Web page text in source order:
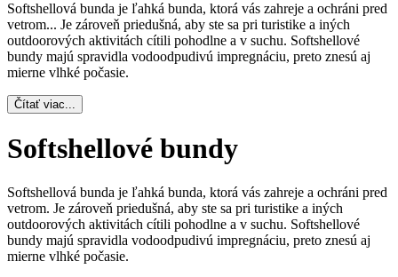
Softshellová bunda je ľahká bunda, ktorá vás zahreje a ochráni pred
vetrom... Je zároveň priedušná, aby ste sa pri turistike a iných
outdoorových aktivitách cítili pohodlne a v suchu. Softshellové
bundy majú spravidla vodoodpudivú impregnáciu, preto znesú aj
mierne vlhké počasie.
Čítať viac...
Softshellové bundy
Softshellová bunda je ľahká bunda, ktorá vás zahreje a ochráni pred
vetrom. Je zároveň priedušná, aby ste sa pri turistike a iných
outdoorových aktivitách cítili pohodlne a v suchu. Softshellové
bundy majú spravidla vodoodpudivú impregnáciu, preto znesú aj
mierne vlhké počasie.